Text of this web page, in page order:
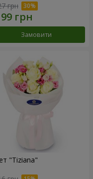
грн
Замовити
"Tiziana"